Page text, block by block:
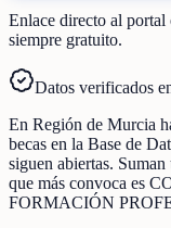
Enlace directo al
siempre gratuito.
Datos verificados
En Región de Murcia
becas en la Base de
siguen abiertas. Suman
que más convoca es
FORMACIÓN